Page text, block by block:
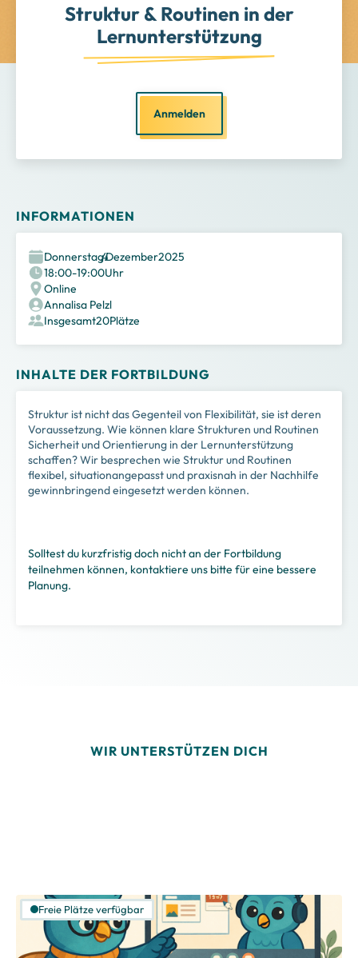
Struktur & Routinen in der
Lernunterstützung
Anmelden
INFORMATIONEN
Donnerstag
,4
.Dezember2025
18:00-19:00Uhr
Online
Annalisa Pelzl
Insgesamt20Plätze
INHALTE DER FORTBILDUNG
Struktur ist nicht das Gegenteil von Flexibilität, sie ist deren
Voraussetzung. Wie können klare Strukturen und Routinen
Sicherheit und Orientierung in der Lernunterstützung
schaffen? Wir besprechen wie Struktur und Routinen
flexibel, situationangepasst und praxisnah in der Nachhilfe
gewinnbringend eingesetzt werden können.
Solltest du kurzfristig doch nicht an der Fortbildung
teilnehmen können, kontaktiere uns bitte für eine bessere
Planung.
WIR UNTERSTÜTZEN DICH
Freie Plätze verfügbar